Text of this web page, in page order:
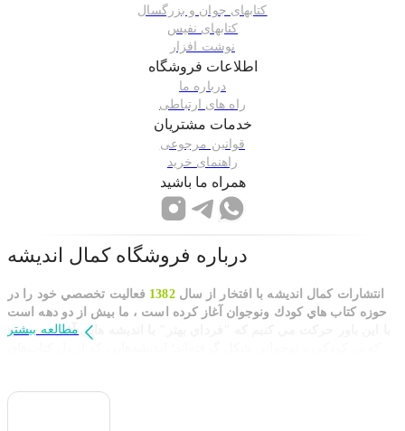
کتابهای جوان و بزرگسال
کتابهای نفیس
نوشت افزار
اطلاعات فروشگاه
درباره ما
راه های ارتباطی
خدمات مشتریان
قوانین مرجوعی
راهنمای خرید
همراه ما باشید
درباره فروشگاهکمال اندیشه
انتشارات كمال انديشه با افتخار از سال1382 فعاليت تخصصي خود را در
حوزه كتاب هاي كودك ونوجوان آغاز كرده است ، ما بيش از دو دهه است
با اين باور حركت مي كنيم كه "فرداي بهتر" با انديشه هايي آغاز مي شود
بعنوان يك نقطه عطف در طرح تابستانه خانه کتاب
كتابفروش برگزيده
مطالعه بیشتر